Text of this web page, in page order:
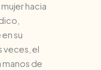
hacia
su
veces, el
de